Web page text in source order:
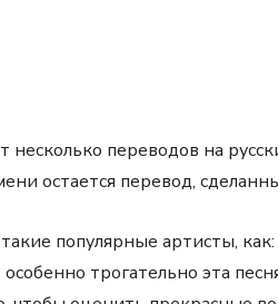
переводов на
остается перевод,
популярные артисты,
трогательно эта